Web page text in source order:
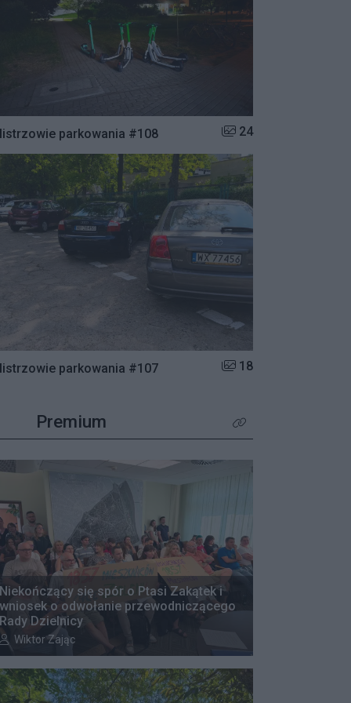
parkowania #108 Liczba zdjęć w galerii:
24
parkowania #107 Liczba zdjęć w galerii:
18
Premium Kliknij aby zobaczyć
Niekończący się spór o Ptasi Zakątek i
wniosek o odwołanie przewodniczącego
Rady Dzielnicy
artykułu:
Wiktor Zając